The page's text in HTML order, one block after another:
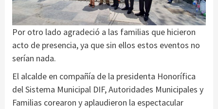
Por otro lado agradeció a las familias que hicieron
acto de presencia, ya que sin ellos estos eventos no
serían nada.
El alcalde en compañía de la presidenta Honorífica
del Sistema Municipal DIF, Autoridades Municipales y
Familias corearon y aplaudieron la espectacular